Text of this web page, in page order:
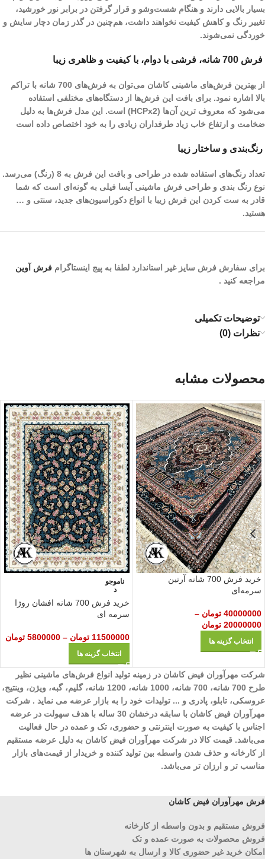
بسیار بالایی دارند و هنگام شست‌و‌شو و قرار گرفتن در برابر نور خورشید،
تغییر رنگ و کاهش کیفیت نخواهند داشت، هم‌چنین در گذر زمان دچار سایش و
خوردگی نمی‌شوند.
فرش 700 شانه، فرشی با دوام، با کیفیت و ظاهری زیبا
از بهترین فرش‌های ماشینی کاشان می‌توان به فرش‌های 700 شانه با تراکم
بالا اشاره نمود. برای بافت این فرش‌ها از دستگاه‌های مختلفی استفاده
می‌شود که معروف ترین آن‌ها (HCPx2) است. این مدل فرش‌ها به دلیل
ضخامت و ارتفاع خاب زیاد طرفداران زیادی را به خود اختصاص داده است
رنگ‌بندی و ساختار زیبا
تعداد رنگ‌های استفاده شده در طراحی و بافت این فرش به 8 (رنگ) می‌رسد.
نوع رنگ بندی و طراحی فرش ماشینی آیسا فیلی به گونه‌ای است که شما
قادر به ست کردن این فرش زیبا با انواع دکوراسیون‌های جدید، سنتی و …
هستید.
برای سفارش فرش سایز غیر استاندارد لطفا به پیج اینستاگرام فرش آوین
مراجعه کنید .
توضیحات تکمیلی
نظرات (0)
محصولات مشابه
خرید فرش 700 شانه آرتین
سرمه‌ای
40000000 تومان –
20000000 تومان
انتخاب گزینه ها
ناموجو
د
خرید فرش 700 شانه افشان روژا
سرمه ای
11500000 تومان –
5800000 تومان
انتخاب گزینه ها
شرکت مهرآوران فیض کاشان در زمینه تولید انواع فرش‌های ماشینی نظیر
طرح 700 شانه، 700 شانه، 1000 شانه، 1200 شانه، گلیم، گبه، ویژن، وینتیج،
عروسکی، تابلو، پادری و ... تولیدات خود را به بازار عرضه می نماید . شرکت
مهرآوران فیض کاشان با سابقه درخشان 30 ساله با هدف سهولت در عرضه
اجناس با کیفیت به صورت اینترنتی و حضوری، تک و عمده در حال فعالیت
می‌باشد. قیمت کالا در شرکت مهرآوران فیض کاشان به دلیل عرضه مستقیم
از کارخانه و حذف شدن واسطه بین تولید کننده و خریدار از قیمت‌های بازار
مناسب تر و ارزان تر می‌باشد.
فرش مهرآوران فیض کاشان
فروش مستقیم و بدون واسطه از کارخانه
فروش محصولات به صورت عمده و تک
امکان خرید غیر حضوری کالا و ارسال به شهرستان ها